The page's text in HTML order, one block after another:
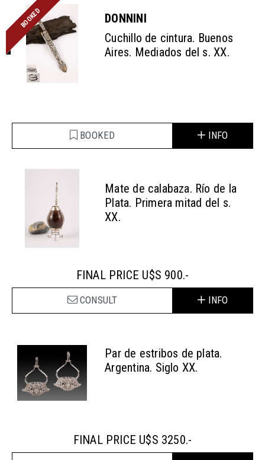
BOOKED
DONNINI
Cuchillo de cintura. Buenos
Aires. Mediados del s. XX.
BOOKED INFO
Mate de calabaza. Río de la
Plata. Primera mitad del s.
XX.
FINAL PRICE U$S 900.-
CONSULT INFO
Par de estribos de plata.
Argentina. Siglo XX.
FINAL PRICE U$S 3250.-